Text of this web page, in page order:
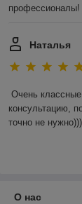
профессионалы!
Наталья
Очень
консультацию,
точно не нужно)))
О нас